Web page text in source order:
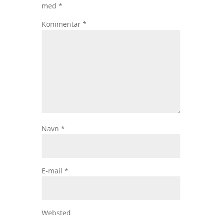
med *
Kommentar *
Navn *
E-mail *
Websted